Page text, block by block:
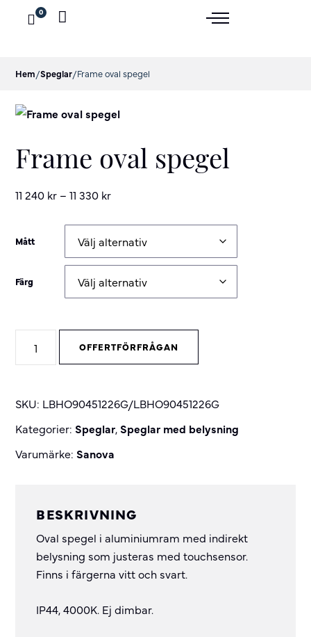
0
Hem/Speglar/Frame oval spegel
Frame oval spegel
11 240 kr –11 330 kr
Mått
Färg
oval
OFFERTFÖRFRÅGAN
SKU: LBHO90451226G/LBHO90451226G
Kategorier:Speglar,Speglar med belysning
Varumärke:Sanova
BESKRIVNING
Oval spegel i aluminiumram med indirekt
belysning som justeras med touchsensor.
Finns i färgerna vitt och svart.
IP44, 4000K. Ej dimbar.